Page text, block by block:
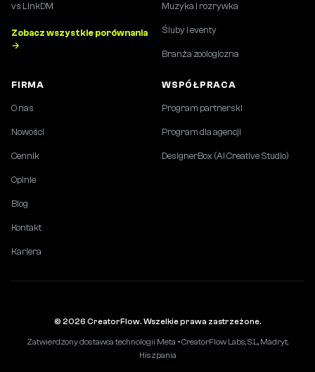
vs LinkDM
Zobacz wszystkie porównania
→
Muzyka i rozrywka
Śluby i eventy
Branża zoologiczna
FIRMA
O nas
Nowości
Cennik
Opinie
Blog
Kontakt
Kariera
WSPÓŁPRACA
Program partnerski
Program dla agencji
DesignerBox (AI Creative Studio)
© 2026 CreatorFlow. Wszelkie prawa zastrzeżone.
Zatwierdzony dostawca technologii Meta • CreatorFlow Labs, S.L., Madryt,
Hiszpania